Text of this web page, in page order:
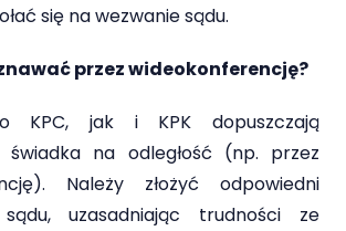
się na wezwanie sądu.
przez wideokonferencję?
KPC, jak i KPK dopuszczają
świadka na odległość (np. przez
Należy złożyć odpowiedni
uzasadniając trudności ze